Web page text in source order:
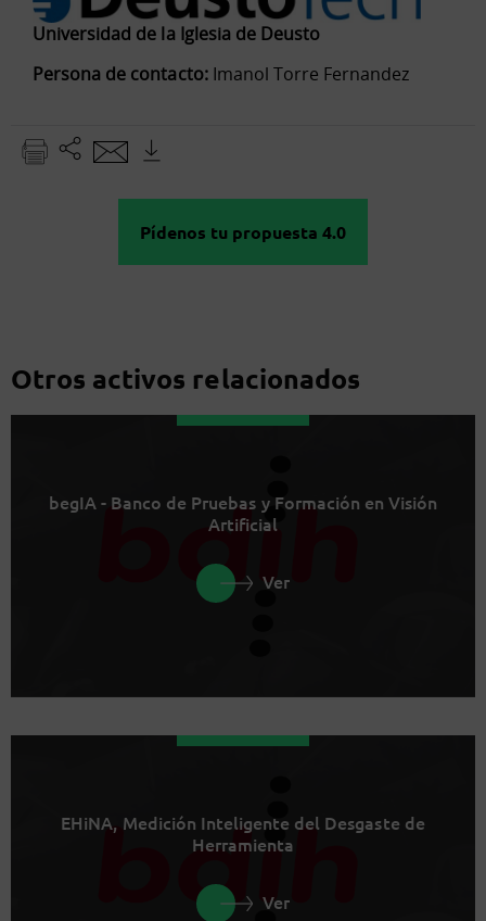
Universidad de la Iglesia de Deusto
Persona de contacto:Imanol Torre Fernandez
Pídenos tu propuesta 4.0
Otros activos relacionados
begIA - Banco de Pruebas y Formación en Visión
Artificial
Ver
EHiNA, Medición Inteligente del Desgaste de
Herramienta
Ver